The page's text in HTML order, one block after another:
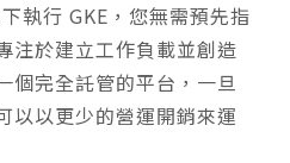
執行 GKE，您無需預先指
注於建立工作負載並創造
個完全託管的平台，一旦
以以更少的營運開銷來運